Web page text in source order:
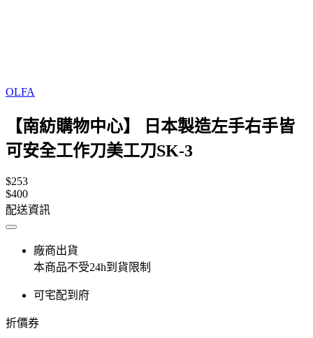
OLFA
【南紡購物中心】 日本製造左手右手皆
可安全工作刀美工刀SK-3
$253
$400
配送資訊
廠商出貨
本商品不受24h到貨限制
可宅配到府
折價券